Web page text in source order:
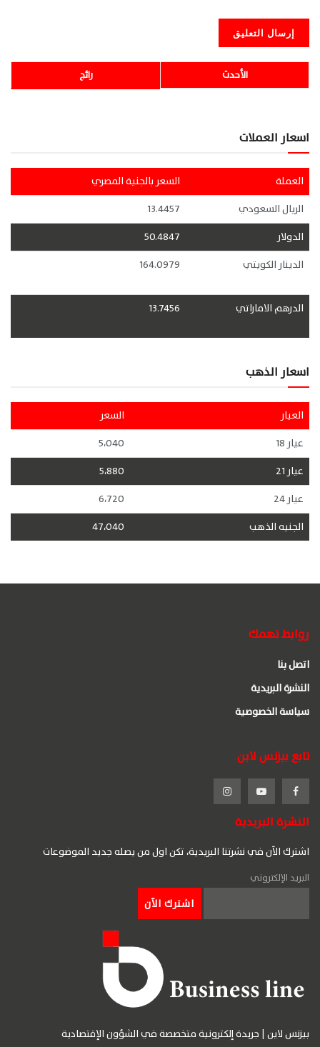
رائج الأحدث
اسعار العملات
العملة
السعر بالجنية المصري
الريال السعودي
13.4457
الدولار
50.4847
الدينار الكويتي
164.0979
الدرهم الاماراتي 13.7456
اسعار الذهب
العيار
السعر
عيار 18
5،040
عيار 21
5،880
عيار 24
6،720
الجنيه الذهب
47،040
روابط تهمك
اتصل بنا
النشرة البريدية
سياسة الخصوصية
تابع بيزنس لاين
النشرة البريدية
اشترك الآن في نشرتنا البريدية، تكن اول من يصله جديد الموضوعات
البريد الإلكتروني
بيزنس لاين | جريدة إلكترونية متخصصة في الشؤون الإقتصادية